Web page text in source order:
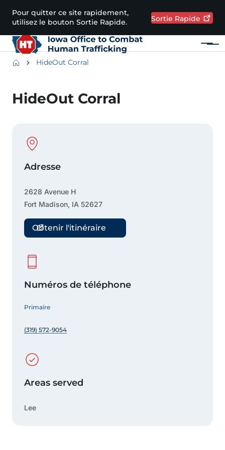
Passer au contenu principal
Pour quitter ce site rapidement,
utilisez le bouton Sortie Rapide.
Sortie Rapide
Menu
BreadcrumbsHideOut Corral
HideOut Corral
Physical Location
Adresse
2628 Avenue H
Fort Madison, IA 52627
Obtenir l'itinéraire
Numéros de téléphone
Primaire
(319) 572-9054
Areas served
Lee